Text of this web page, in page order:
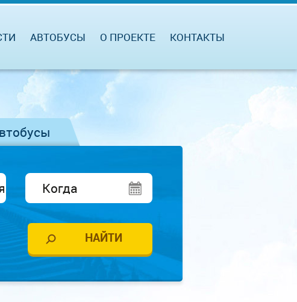
АВТОБУСЫ О ПРОЕКТЕ КОНТАКТЫ